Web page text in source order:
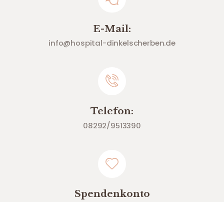
E-Mail:
info@hospital-dinkelscherben.de
Telefon:
08292/9513390
Spendenkonto